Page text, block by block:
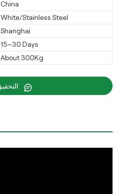
China
White/Stainless Steel
Shanghai
15~30 Days
About 300Kg